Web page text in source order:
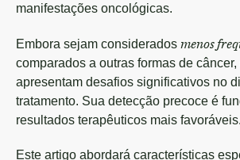
manifestações oncológicas.
Embora sejam considerados menos
comparados a outras formas de
apresentam desafios significativos no
tratamento. Sua detecção precoce é
resultados terapêuticos mais favoráveis.
Este artigo abordará características